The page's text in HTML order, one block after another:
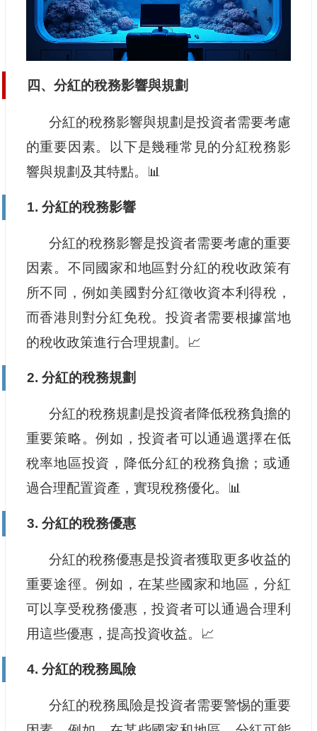
四、分紅的稅務影響與規劃
分紅的稅務影響與規劃是投資者需要考慮
的重要因素。以下是幾種常見的分紅稅務影
響與規劃及其特點。📊
1. 分紅的稅務影響
分紅的稅務影響是投資者需要考慮的重要
因素。不同國家和地區對分紅的稅收政策有
所不同，例如美國對分紅徵收資本利得稅，
而香港則對分紅免稅。投資者需要根據當地
的稅收政策進行合理規劃。📈
2. 分紅的稅務規劃
分紅的稅務規劃是投資者降低稅務負擔的
重要策略。例如，投資者可以通過選擇在低
稅率地區投資，降低分紅的稅務負擔；或通
過合理配置資產，實現稅務優化。📊
3. 分紅的稅務優惠
分紅的稅務優惠是投資者獲取更多收益的
重要途徑。例如，在某些國家和地區，分紅
可以享受稅務優惠，投資者可以通過合理利
用這些優惠，提高投資收益。📈
4. 分紅的稅務風險
分紅的稅務風險是投資者需要警惕的重要